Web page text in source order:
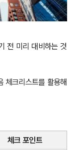
전 미리 대비하는 것
체크리스트를 활용해
체크 포인트